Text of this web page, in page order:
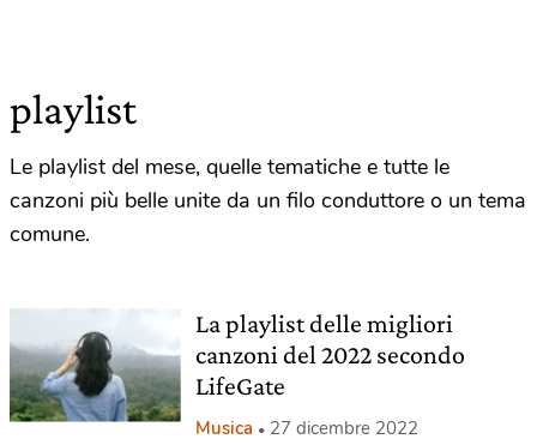
playlist
Le playlist del mese, quelle tematiche e tutte le
canzoni più belle unite da un filo conduttore o un tema
comune.
La playlist delle migliori
canzoni del 2022 secondo
LifeGate
Musica 27 dicembre 2022